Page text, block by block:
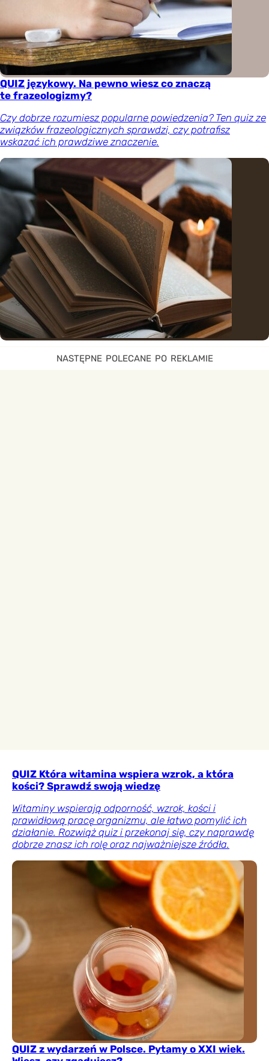
QUIZ językowy. Na pewno wiesz co znaczą
te frazeologizmy?
Czy dobrze rozumiesz popularne powiedzenia? Ten quiz ze
związków frazeologicznych sprawdzi, czy potrafisz
wskazać ich prawdziwe znaczenie.
QUIZ Która witamina wspiera wzrok, a która
kości? Sprawdź swoją wiedzę
Witaminy wspierają odporność, wzrok, kości i
prawidłową pracę organizmu, ale łatwo pomylić ich
działanie. Rozwiąż quiz i przekonaj się, czy naprawdę
dobrze znasz ich rolę oraz najważniejsze źródła.
QUIZ z wydarzeń w Polsce. Pytamy o XXI wiek.